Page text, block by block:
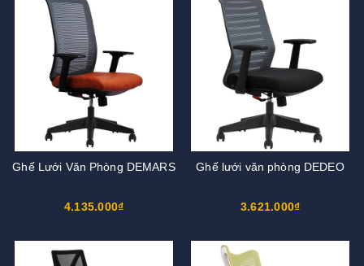
Ghế Lưới Văn Phòng DEMARS
4.135.000₫
Ghế lưới văn phòng DEDEO
3.621.000₫